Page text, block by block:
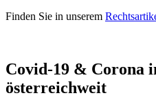
Finden Sie in unserem
Covid-19 & Corona
österreichweit